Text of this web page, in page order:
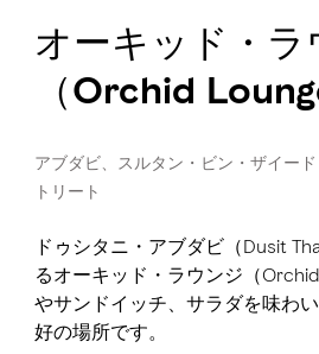
オーキッド・ラ
（Orchid
アブダビ、スルタン・ビン・ザイー
トリート
ドゥシタニ・アブダビ（Dusit
るオーキッド・ラウンジ（
やサンドイッチ、サラダを味わ
好の場所です。